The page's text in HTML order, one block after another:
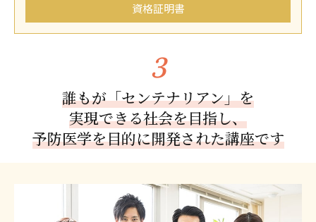
資格証明書
誰もが「センテナリアン」を
実現できる社会を目指し、
予防医学を目的に開発された講座です